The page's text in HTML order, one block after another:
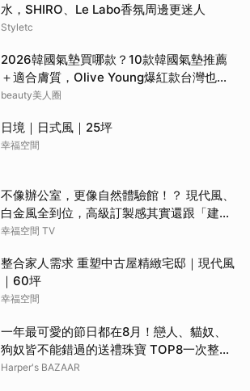
水，SHIRO、Le Labo香氛周邊更迷人
Styletc
2026韓國氣墊買哪款？10款韓國氣墊推薦
＋適合膚質，Olive Young爆紅款台灣也能
買
beauty美人圈
日境｜日式風｜25坪
幸福空間
不像辦公室，更像自然體驗館！？ 現代風、
白金風全到位，高級訂製感其實還跟「建築
腦」有關？！
幸福空間 TV
整合家人需求 重塑中古屋精緻宅邸｜現代風
｜60坪
幸福空間
一年最可愛的節日都在8月！戀人、貓奴、
狗奴皆不能錯過的送禮珠寶 TOP8一次整理
給你！ | BAZAAR
Harper's BAZAAR